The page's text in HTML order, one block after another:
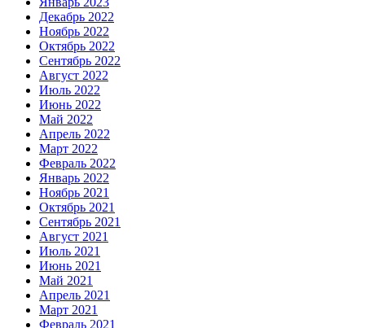
Декабрь 2022
Ноябрь 2022
Октябрь 2022
Сентябрь 2022
Август 2022
Июль 2022
Июнь 2022
Май 2022
Апрель 2022
Март 2022
Февраль 2022
Январь 2022
Ноябрь 2021
Октябрь 2021
Сентябрь 2021
Август 2021
Июль 2021
Июнь 2021
Май 2021
Апрель 2021
Март 2021
Февраль 2021